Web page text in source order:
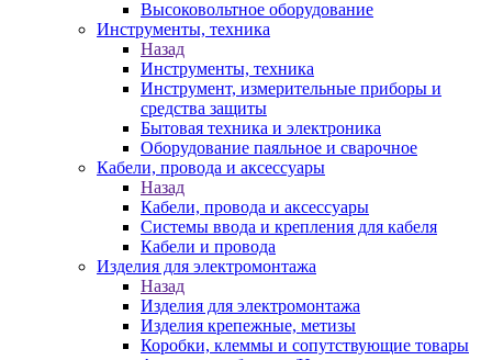
Высоковольтное оборудование
Инструменты, техника
Назад
Инструменты, техника
Инструмент, измерительные приборы и
средства защиты
Бытовая техника и электроника
Оборудование паяльное и сварочное
Кабели, провода и аксессуары
Назад
Кабели, провода и аксессуары
Системы ввода и крепления для кабеля
Кабели и провода
Изделия для электромонтажа
Назад
Изделия для электромонтажа
Изделия крепежные, метизы
Коробки, клеммы и сопутствующие товары